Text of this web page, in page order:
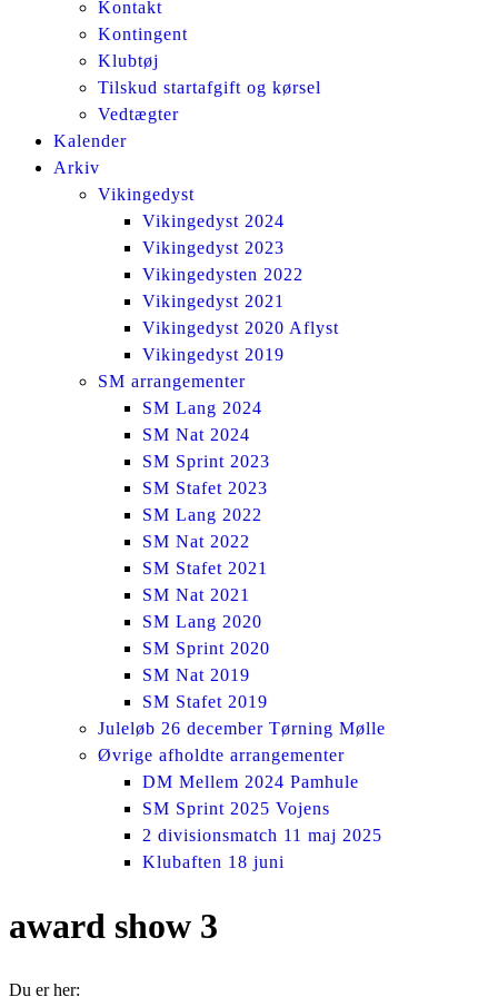
Kontakt
Kontingent
Klubtøj
Tilskud startafgift og kørsel
Vedtægter
Kalender
Arkiv
Vikingedyst
Vikingedyst 2024
Vikingedyst 2023
Vikingedysten 2022
Vikingedyst 2021
Vikingedyst 2020 Aflyst
Vikingedyst 2019
SM arrangementer
SM Lang 2024
SM Nat 2024
SM Sprint 2023
SM Stafet 2023
SM Lang 2022
SM Nat 2022
SM Stafet 2021
SM Nat 2021
SM Lang 2020
SM Sprint 2020
SM Nat 2019
SM Stafet 2019
Juleløb 26 december Tørning Mølle
Øvrige afholdte arrangementer
DM Mellem 2024 Pamhule
SM Sprint 2025 Vojens
2 divisionsmatch 11 maj 2025
Klubaften 18 juni
award show 3
Du er her: